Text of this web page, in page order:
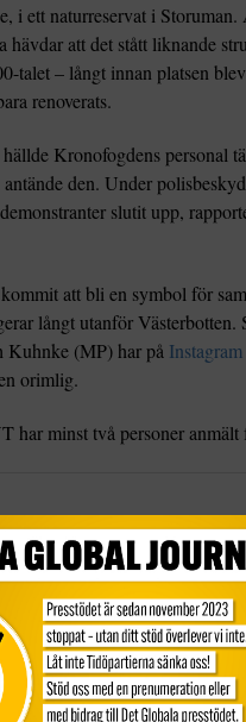
i ett naturreservat i Storuman.
hävdar att det stått liknande
talet – långt innan platsen
renoverats.
Kronofogdens personal
den. Under
slutit upp,
att bli en symbol för
långt utanför Västerbotten.
Kuhnke (MP) har på Instagram
orimlig.
har minst två personer